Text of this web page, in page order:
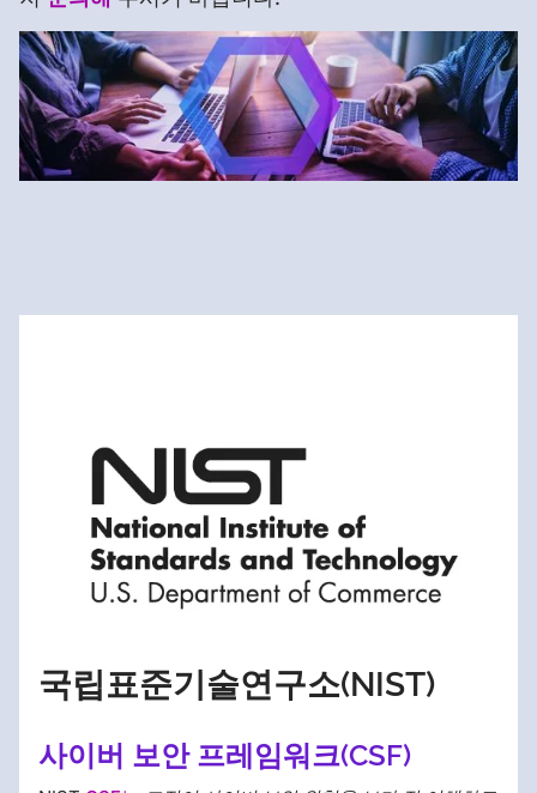
국립표준기술연구소(NIST)
사이버 보안 프레임워크(CSF)